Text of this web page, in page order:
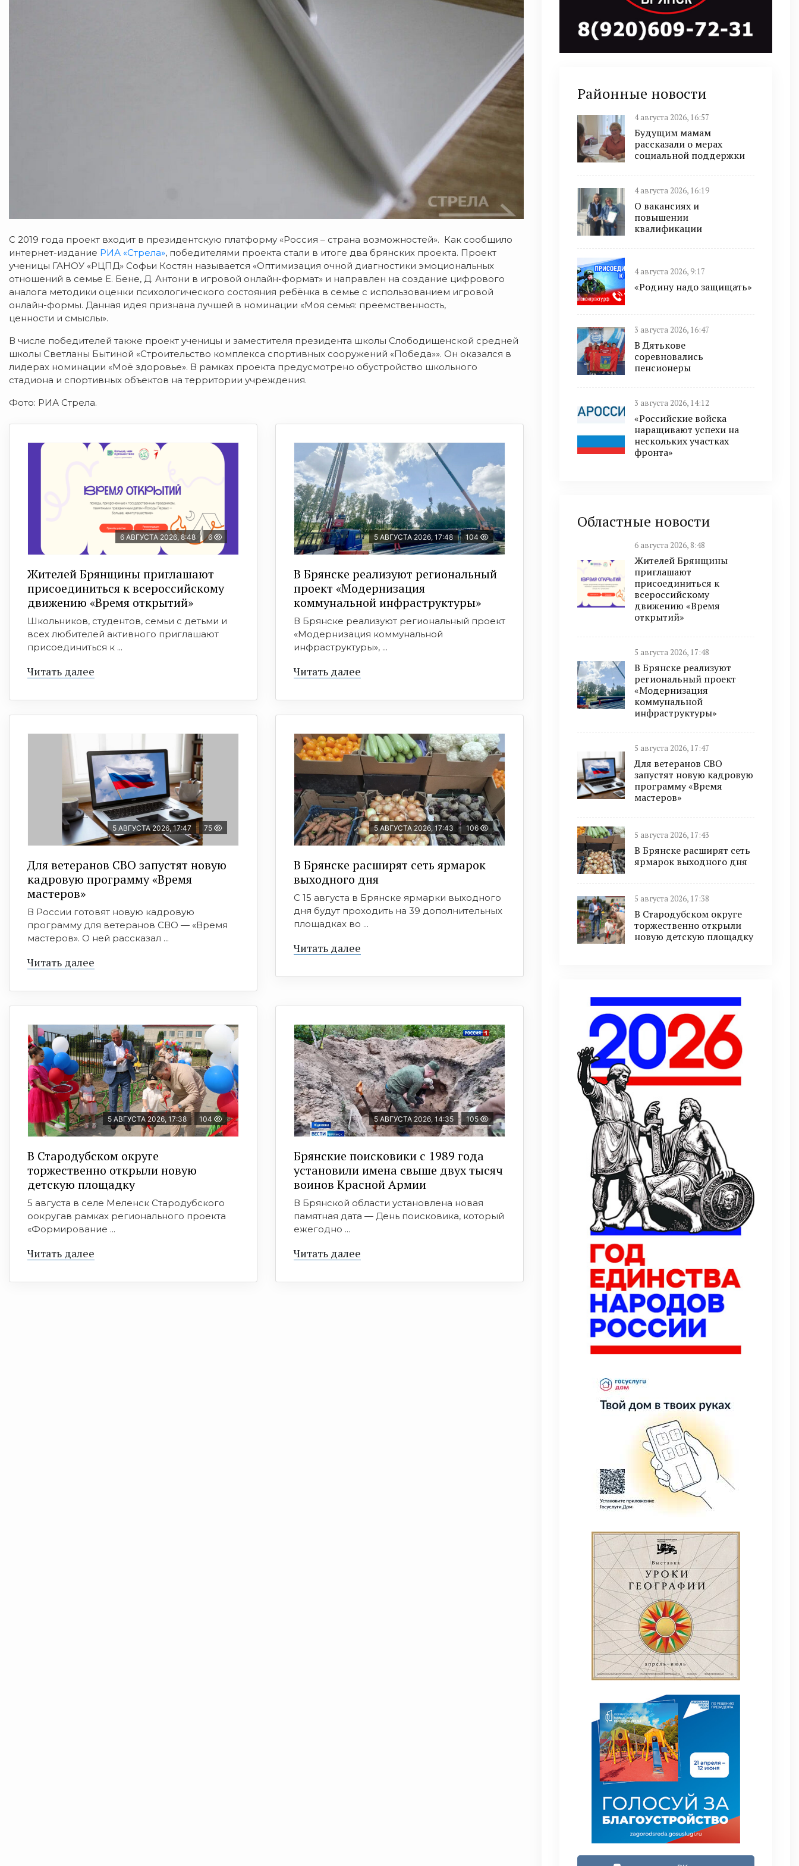
С 2019 года проект входит в президентскую платформу «Россия – страна возможностей». Как сообщило
интернет-издание РИА «Стрела», победителями проекта стали в итоге два брянских проекта. Проект
ученицы ГАНОУ «РЦПД» Софьи Костян называется «Оптимизация очной диагностики эмоциональных
отношений в семье Е. Бене, Д. Антони в игровой онлайн-формат» и направлен на создание цифрового
аналога методики оценки психологического состояния ребёнка в семье с использованием игровой
онлайн-формы. Данная идея признана лучшей в номинации «Моя семья: преемственность,
ценности и смыслы».
В числе победителей также проект ученицы и заместителя президента школы Слободищенской средней
школы Светланы Бытиной «Строительство комплекса спортивных сооружений «Победа»». Он оказался в
лидерах номинации «Моё здоровье». В рамках проекта предусмотрено обустройство школьного
стадиона и спортивных объектов на территории учреждения.
Фото: РИА Стрела.
6 АВГУСТА 2026, 8:48 6
Жителей Брянщины приглашают
присоединиться к всероссийскому
движению «Время открытий»
Школьников, студентов, семьи с детьми и
всех любителей активного приглашают
присоединиться к ...
Читать далее
5 АВГУСТА 2026, 17:48 104
В Брянске реализуют региональный
проект «Модернизация
коммунальной инфраструктуры»
В Брянске реализуют региональный проект
«Модернизация коммунальной
инфраструктуры», ...
Читать далее
5 АВГУСТА 2026, 17:47 75
Для ветеранов СВО запустят новую
кадровую программу «Время
мастеров»
В России готовят новую кадровую
программу для ветеранов СВО — «Время
мастеров». О ней рассказал ...
Читать далее
5 АВГУСТА 2026, 17:43 106
В Брянске расширят сеть ярмарок
выходного дня
С 15 августа в Брянске ярмарки выходного
дня будут проходить на 39 дополнительных
площадках во ...
Читать далее
5 АВГУСТА 2026, 17:38 104
В Стародубском округе
торжественно открыли новую
детскую площадку
5 августа в селе Меленск Стародубского
оокругав рамках регионального проекта
«Формирование ...
Читать далее
5 АВГУСТА 2026, 14:35 105
Брянские поисковики с 1989 года
установили имена свыше двух тысяч
воинов Красной Армии
В Брянской области установлена новая
памятная дата — День поисковика, который
ежегодно ...
Читать далее
Районные новости
4 августа 2026, 16:57
Будущим мамам
рассказали о мерах
социальной поддержки
4 августа 2026, 16:19
О вакансиях и
повышении
квалификации
4 августа 2026, 9:17
«Родину надо защищать»
3 августа 2026, 16:47
В Дятькове
соревновались
пенсионеры
3 августа 2026, 14:12
«Российские войска
наращивают успехи на
нескольких участках
фронта»
Областные новости
6 августа 2026, 8:48
Жителей Брянщины
приглашают
присоединиться к
всероссийскому
движению «Время
открытий»
5 августа 2026, 17:48
В Брянске реализуют
региональный проект
«Модернизация
коммунальной
инфраструктуры»
5 августа 2026, 17:47
Для ветеранов СВО
запустят новую кадровую
программу «Время
мастеров»
5 августа 2026, 17:43
В Брянске расширят сеть
ярмарок выходного дня
5 августа 2026, 17:38
В Стародубском округе
торжественно открыли
новую детскую площадку